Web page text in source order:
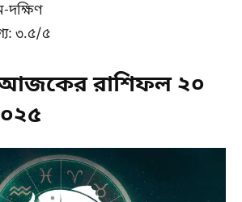
দক্ষিণ
৩.৫/৫
আজকের রাশিফল ২০